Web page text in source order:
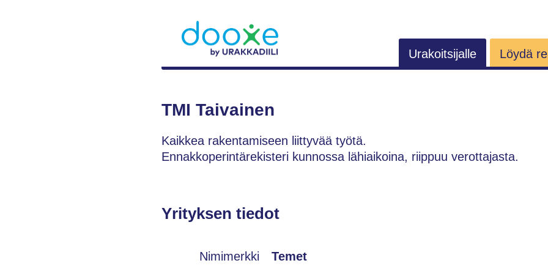
Urakoitsijalle Löydä
TMI Taivainen
Kaikkea rakentamiseen liittyvää työtä.
Ennakkoperintärekisteri kunnossa lähiaikoina, riippuu verottajasta.
Yrityksen tiedot
Nimimerkki Temet